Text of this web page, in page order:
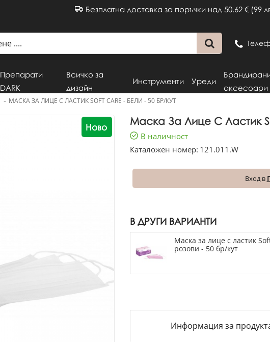
Безплатна доставка за поръчки над 50.62 € (99
Препарати
DARK
Всичко за
дизайн
Инструменти Уреди
аксесоари
МАСКА ЗА ЛИЦЕ С ЛАСТИК SOFT CARE - БЕЛИ - 50 БР/КУТ
Ново Маска За Лице С Ластик
В наличност
Каталожен номер: 121.011.W
Вход в
В ДРУГИ ВАРИАНТИ
Маска за лице с ластик
розови - 50 бр/кут
Информация за